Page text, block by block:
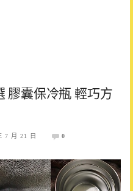
膠囊保冷瓶 輕巧方
7 月 21 日 0